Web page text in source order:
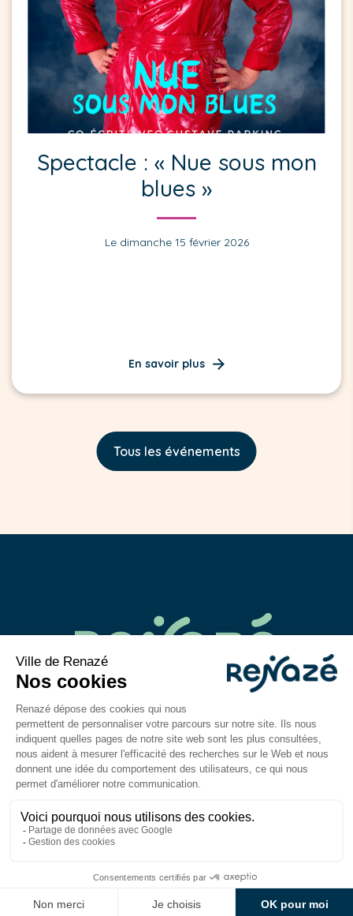
Spectacle : « Nue sous mon
blues »
Le dimanche 15 février 2026
En savoir plus
Tous les événements
02 43 06 40 14
contact@mairie-renaze.fr
Place de l'Europe BP 01
53 800 Renazé
Du lundi au mercredi : 9h-12h30 / 14h–18h
Mentions légales
Accessibilité : partiellement
conforme